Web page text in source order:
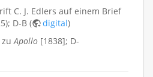
C. J. Edlers auf einem Brief
D-B (
digital)
zuApollo [1838]; D-